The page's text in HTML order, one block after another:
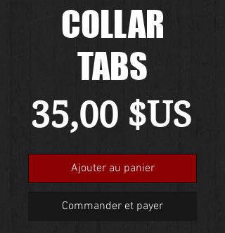
COLLAR
TABS
35,00 $US
Ajouter au panier
Commander et payer